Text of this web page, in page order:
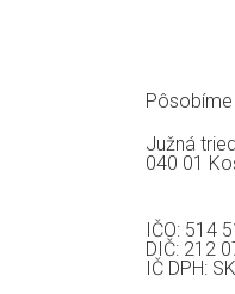
Južná
040 01
IČO: 514
DIČ: 212
IČ DPH: